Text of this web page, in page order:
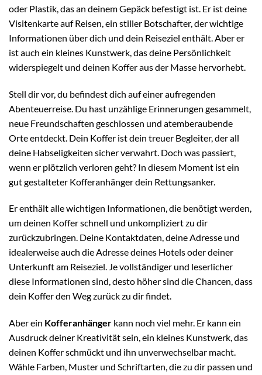
oder Plastik, das an deinem Gepäck befestigt ist. Er ist deine
Visitenkarte auf Reisen, ein stiller Botschafter, der wichtige
Informationen über dich und dein Reiseziel enthält. Aber er
ist auch ein kleines Kunstwerk, das deine Persönlichkeit
widerspiegelt und deinen Koffer aus der Masse hervorhebt.
Stell dir vor, du befindest dich auf einer aufregenden
Abenteuerreise. Du hast unzählige Erinnerungen gesammelt,
neue Freundschaften geschlossen und atemberaubende
Orte entdeckt. Dein Koffer ist dein treuer Begleiter, der all
deine Habseligkeiten sicher verwahrt. Doch was passiert,
wenn er plötzlich verloren geht? In diesem Moment ist ein
gut gestalteter Kofferanhänger dein Rettungsanker.
Er enthält alle wichtigen Informationen, die benötigt werden,
um deinen Koffer schnell und unkompliziert zu dir
zurückzubringen. Deine Kontaktdaten, deine Adresse und
idealerweise auch die Adresse deines Hotels oder deiner
Unterkunft am Reiseziel. Je vollständiger und leserlicher
diese Informationen sind, desto höher sind die Chancen, dass
dein Koffer den Weg zurück zu dir findet.
Aber ein Kofferanhänger kann noch viel mehr. Er kann ein
Ausdruck deiner Kreativität sein, ein kleines Kunstwerk, das
deinen Koffer schmückt und ihn unverwechselbar macht.
Wähle Farben, Muster und Schriftarten, die zu dir passen und